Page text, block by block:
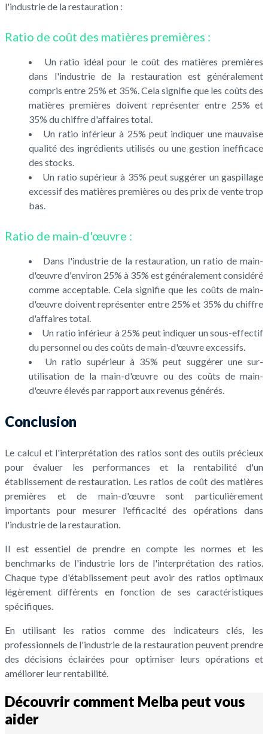
l'industrie de la restauration :
Ratio de coût des matières premières :
Un ratio idéal pour le coût des matières premières
dans l'industrie de la restauration est généralement
compris entre 25% et 35%. Cela signifie que les coûts des
matières premières doivent représenter entre 25% et
35% du chiffre d'affaires total.
Un ratio inférieur à 25% peut indiquer une mauvaise
qualité des ingrédients utilisés ou une gestion inefficace
des stocks.
Un ratio supérieur à 35% peut suggérer un gaspillage
excessif des matières premières ou des prix de vente trop
bas.
Ratio de main-d'œuvre :
Dans l'industrie de la restauration, un ratio de main-
d'œuvre d'environ 25% à 35% est généralement considéré
comme acceptable. Cela signifie que les coûts de main-
d'œuvre doivent représenter entre 25% et 35% du chiffre
d'affaires total.
Un ratio inférieur à 25% peut indiquer un sous-effectif
du personnel ou des coûts de main-d'œuvre excessifs.
Un ratio supérieur à 35% peut suggérer une sur-
utilisation de la main-d'œuvre ou des coûts de main-
d'œuvre élevés par rapport aux revenus générés.
Conclusion
Le calcul et l'interprétation des ratios sont des outils précieux
pour évaluer les performances et la rentabilité d'un
établissement de restauration. Les ratios de coût des matières
premières et de main-d'œuvre sont particulièrement
importants pour mesurer l'efficacité des opérations dans
l'industrie de la restauration.
Il est essentiel de prendre en compte les normes et les
benchmarks de l'industrie lors de l'interprétation des ratios.
Chaque type d'établissement peut avoir des ratios optimaux
légèrement différents en fonction de ses caractéristiques
spécifiques.
En utilisant les ratios comme des indicateurs clés, les
professionnels de l'industrie de la restauration peuvent prendre
des décisions éclairées pour optimiser leurs opérations et
améliorer leur rentabilité.
Découvrir comment Melba peut vous
aider